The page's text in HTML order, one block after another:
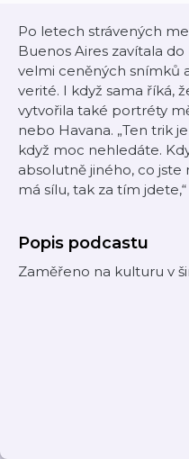
Po letech strávených
Buenos Aires zavítala
velmi ceněných snímků
verité. I když sama říká,
vytvořila také portréty
nebo Havana. „Ten trik
když moc nehledáte.
absolutně jiného, co jste
má sílu, tak za tím
Popis podcastu
Zaměřeno na kulturu v